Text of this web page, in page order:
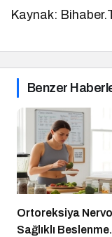
Kaynak:
Benzer
Ortoreksiya
Sağlıklı Beslenme